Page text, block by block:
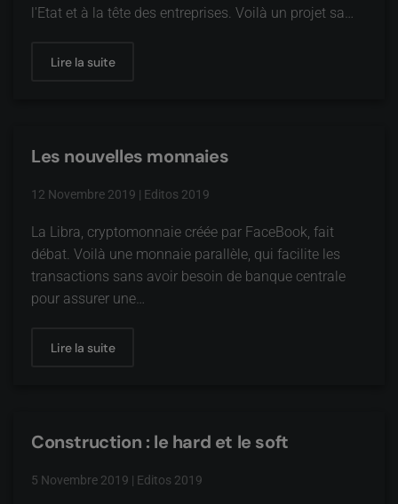
l'Etat et à la tête des entreprises. Voilà un projet sa…
Lire la suite
Les nouvelles monnaies
12 Novembre 2019 | Editos 2019
La Libra, cryptomonnaie créée par FaceBook, fait
débat. Voilà une monnaie parallèle, qui facilite les
transactions sans avoir besoin de banque centrale
pour assurer une…
Lire la suite
Construction : le hard et le soft
5 Novembre 2019 | Editos 2019